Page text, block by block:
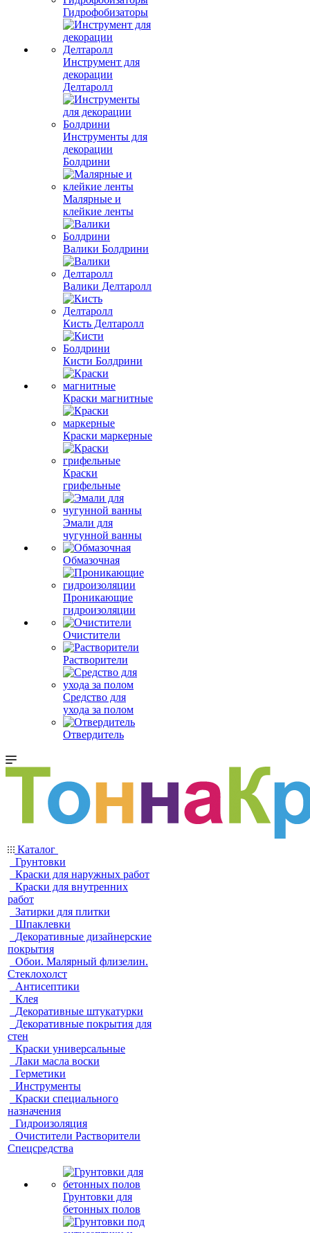
Гидрофобизаторы
Инструмент для
декорации
Делтаролл
Инструменты для
декорации
Болдрини
Малярные и
клейкие ленты
Валики Болдрини
Валики Делтаролл
Кисть Делтаролл
Кисти Болдрини
Краски магнитные
Краски маркерные
Краски
грифельные
Эмали для
чугунной ванны
Обмазочная
Проникающие
гидроизоляции
Очистители
Растворители
Средство для
ухода за полом
Отвердитель
Каталог
Грунтовки
Краски для наружных работ
Краски для внутренних
работ
Затирки для плитки
Шпаклевки
Декоративные дизайнерские
покрытия
Обои. Малярный флизелин.
Стеклохолст
Антисептики
Клея
Декоративные штукатурки
Декоративные покрытия для
стен
Краски универсальные
Лаки масла воски
Герметики
Инструменты
Краски специального
назначения
Гидроизоляция
Очистители Растворители
Спецсредства
Грунтовки для
бетонных полов